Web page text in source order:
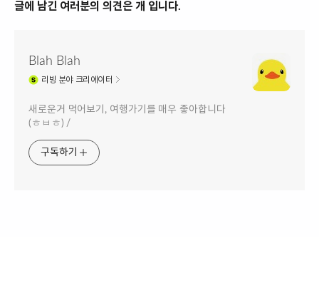
글에 남긴 여러분의 의견은 개 입니다.
Blah Blah
리빙 분야 크리에이터
새로운거 먹어보기, 여행가기를 매우 좋아합니다
(ㅎㅂㅎ) /
구독하기